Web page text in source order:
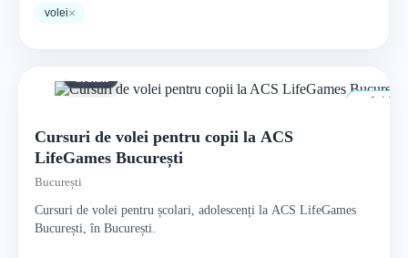
volei×
6–14 ani
Gratuit
Cursuri de volei pentru copii la ACS
LifeGames București
București
Cursuri de volei pentru școlari, adolescenți la ACS LifeGames
București, în București.